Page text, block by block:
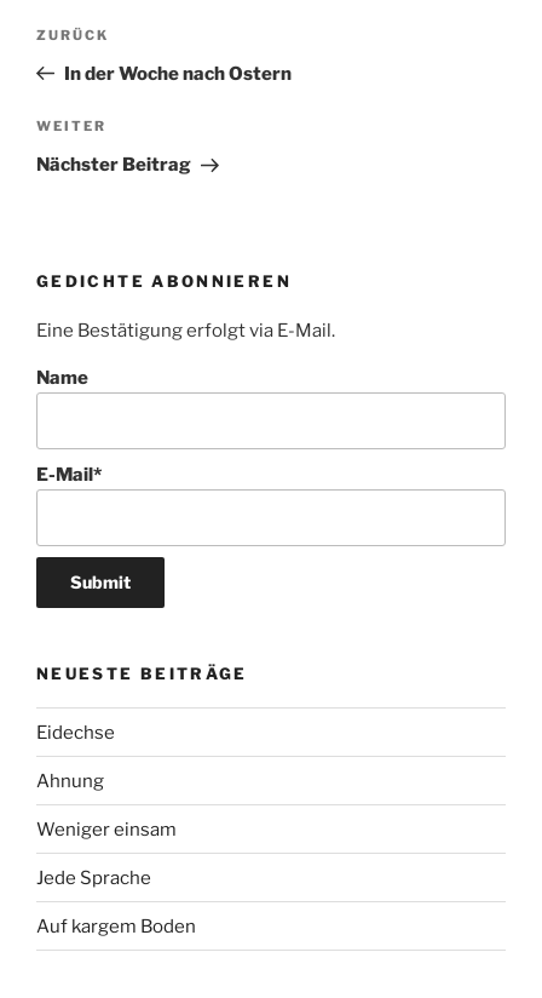
Beitragsnavigation
Vorheriger
Beitrag
ZURÜCK
In der Woche nach Ostern
Nächster
Beitrag
WEITER
Nächster Beitrag
GEDICHTE ABONNIEREN
Eine Bestätigung erfolgt via E-Mail.
Name
E-Mail*
NEUESTE BEITRÄGE
Eidechse
Ahnung
Weniger einsam
Jede Sprache
Auf kargem Boden